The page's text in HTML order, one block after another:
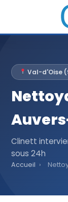
Prestations
Références
Recrutement
Val-d'Oise
Clinett
sous 24h
Accueil ›